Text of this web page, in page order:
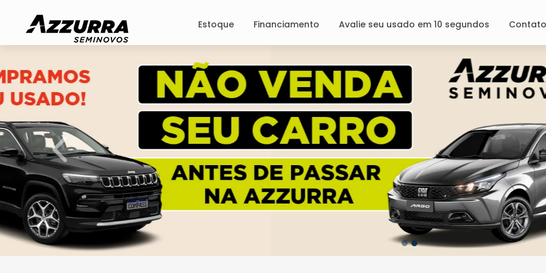
Estoque Financiamento Avalie seu usado em 10 segundos Contato
templates.template-01.components.carousel.texts.control_prev